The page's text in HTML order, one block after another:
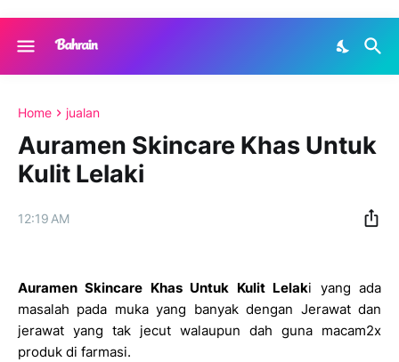
Home jualan
Auramen Skincare Khas Untuk
Kulit Lelaki
12:19 AM
Auramen Skincare Khas Untuk Kulit Lelaki yang ada
masalah pada muka yang banyak dengan Jerawat dan
jerawat yang tak jecut walaupun dah guna macam2x
produk di farmasi.